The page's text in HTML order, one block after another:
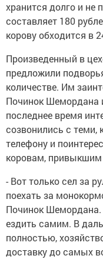
хранится долго и не
составляет 180
корову обходится в
Произведенный в
предложили
количестве. Им
Починок Шемордана
последнее время
созвонились с теми,
телефону и
коровам, привыкшим
- Вот только сел за
поехать за
Починок Шемордана.
ездить самим. В
полностью,
доставку до самых